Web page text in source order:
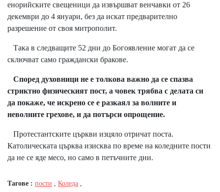
енорийските свещеници да извършват венчавки от 26
декември до 4 януари, без да искат предварително
разрешение от своя митрополит.
Така в следващите 52 дни до Богоявление могат да се
сключват само граждански бракове.
Според духовници не е толкова важно да се спазва
стриктно физическият пост, а човек трябва с делата си
да покаже, че искрено се е разкаял за волните и
неволните грехове, и да потърси опрощение.
Протестантските църкви изцяло отричат поста.
Католическата църква изисква по време на коледните пости
да не се яде месо, но само в петъчните дни.
Тагове : пости , Коледа ,